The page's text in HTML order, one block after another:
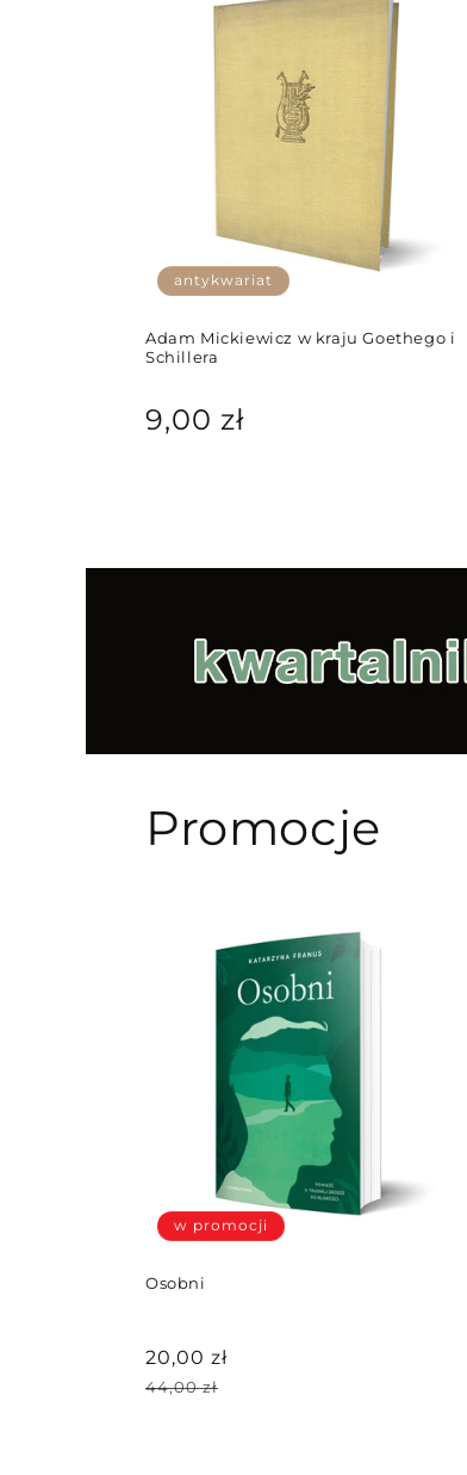
antykwariat
Adam Mickiewicz w kraju Goethego i
Schillera
Cena
regularna
9,00 zł
Promocje
w promocji
Osobni
Cena
promocyjna
20,00 zł
Cena
44,00 zł